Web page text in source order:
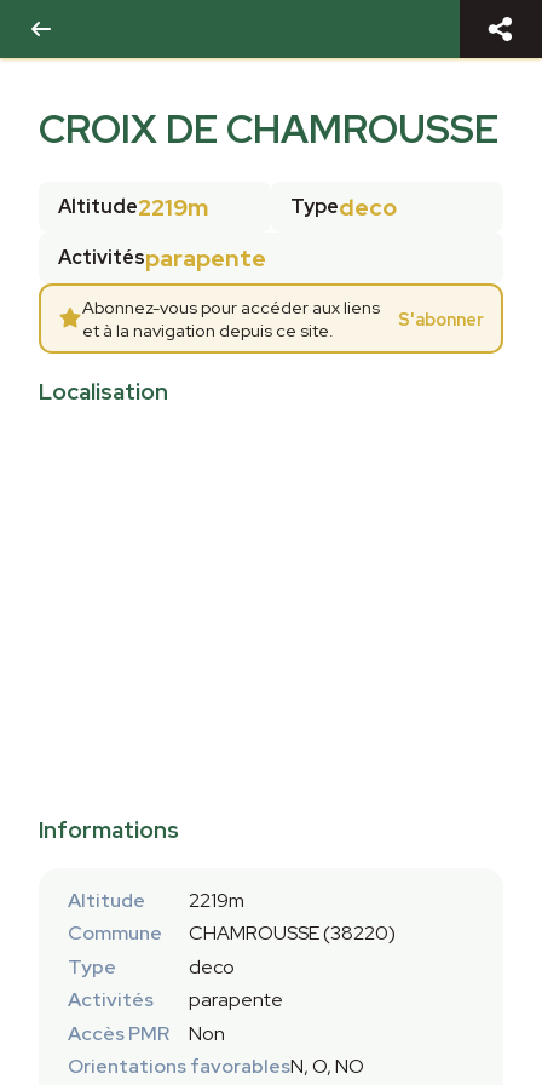
CROIX DE CHAMROUSSE
Altitude2219m Typedeco
Activitésparapente
Abonnez-vous pour accéder aux liens
et à la navigation depuis ce site.
S'abonner
Localisation
Informations
Altitude
2219m
Commune
CHAMROUSSE (38220)
Type
deco
Activités
parapente
Accès PMR
Non
Orientations favorablesN, O, NO